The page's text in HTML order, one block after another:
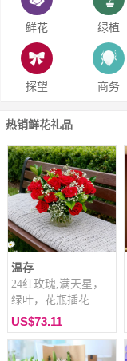
鲜花 绿植
探望 商务
热销鲜花礼品
温存
24红玫瑰,满天星，
绿叶，花瓶插花...
US$73.11